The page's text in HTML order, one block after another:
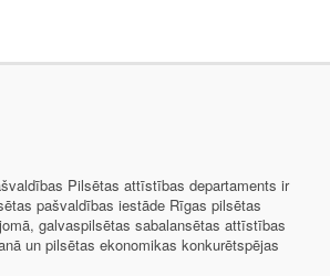
Pilsētas attīstības departaments ir
pašvaldības iestāde Rīgas pilsētas
galvaspilsētas sabalansētas attīstības
un pilsētas ekonomikas konkurētspējas